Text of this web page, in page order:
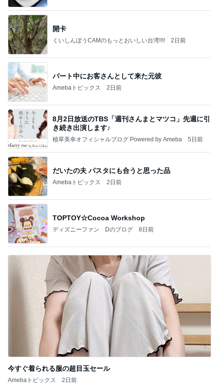
開卡
くいしんぼうCAMのもっとおいしい台湾!!!! 2日前
パート中にお客さんとして来た元彼
Amebaトピックス 2日前
8月2日放送のTBS「週刊さんまとマツコ」先週に引
き続き出演します♪
植草美幸オフィシャルブログ Powered by Ameba 5日前
だいたの夫 パスタにも合うと思った品
Amebaトピックス 2日前
TOPTOY☆Cocoa Workshop
ディズニーファン Dのブログ 8日前
今すぐ着られる服の超目玉セール
Amebaトピックス 2日前